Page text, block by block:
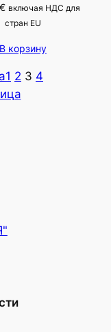
€ включая НДС для
стран EU
В корзину
1 2 3 4